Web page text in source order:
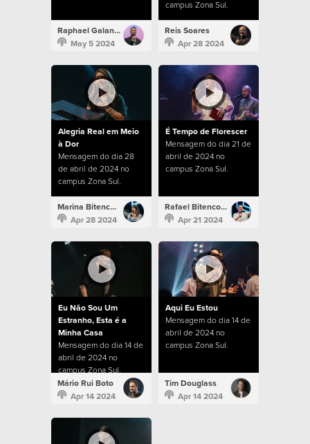
Raphael Galante
May 5 2024
campus Zona Sul.
Reis Soares
Apr 28 2024
Alegria Real em Meio
à Dor
Mensagem do dia 28
de abril de 2024 no
campus Zona Sul.
Marina Bitencourt
Apr 28 2024
É Tempo de Florescer
Mensagem do dia 21 de
abril de 2024 no
campus Zona Sul.
Rafael Bitencourt
Apr 21 2024
Eu Não Sou Um
Estranho, Esta é a
Minha Casa
Mensagem do dia 14 de
abril de 2024 no
campus Zona Sul.
Mário Rui Boto
Apr 14 2024
Aqui Eu Estou
Mensagem do dia 14 de
abril de 2024 no
campus Zona Sul.
Tim Douglass
Apr 14 2024